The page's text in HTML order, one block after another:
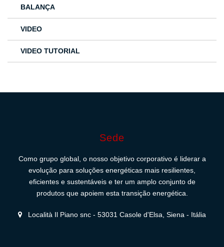
BALANÇA
VIDEO
VIDEO TUTORIAL
Sede
Como grupo global, o nosso objetivo corporativo é liderar a
evolução para soluções energéticas mais resilientes,
eficientes e sustentáveis e ter um amplo conjunto de
produtos que apoiem esta transição energética.
Località Il Piano snc - 53031 Casole d'Elsa, Siena - Itália